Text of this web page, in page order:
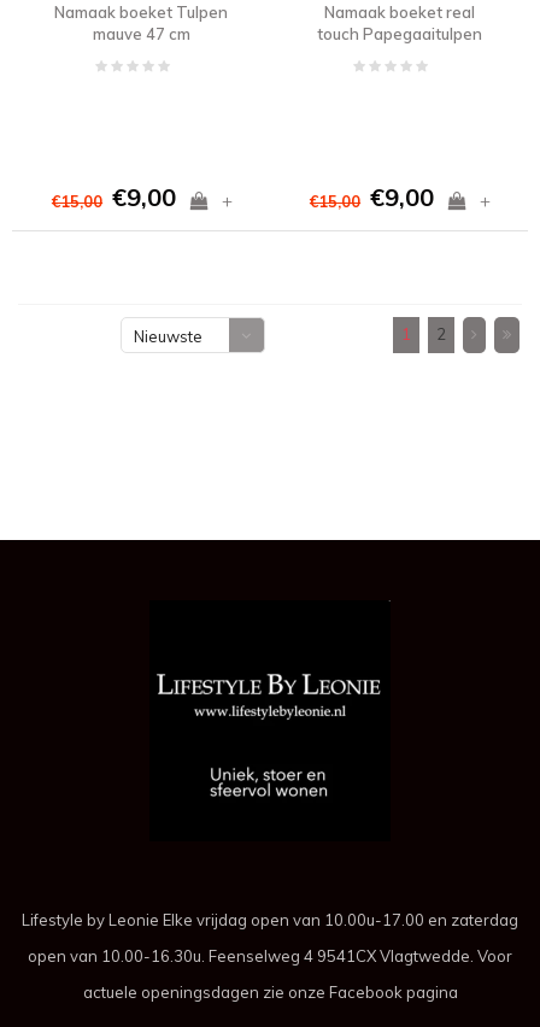
Namaak boeket Tulpen
mauve 47 cm
€15,00 €9,00 +
Namaak boeket real
touch Papegaaitulpen
€15,00 €9,00 +
Nieuwste
1 2
Lifestyle by Leonie Elke vrijdag open van 10.00u-17.00 en zaterdag
open van 10.00-16.30u. Feenselweg 4 9541CX Vlagtwedde. Voor
actuele openingsdagen zie onze Facebook pagina